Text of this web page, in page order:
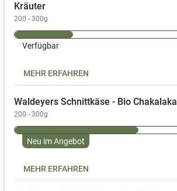
Kräuter
200 - 300g
Verfügbar
MEHR ERFAHREN
Waldeyers Schnittkäse - Bio Chakalaka
200 - 300g
Neu im Angebot
MEHR ERFAHREN